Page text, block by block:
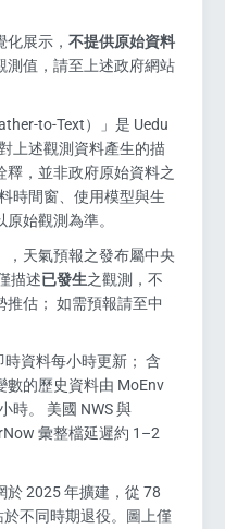
化展示， 不提供原始資料
測值，請至上述政府網站
to-Text）」是 Uedu
上述觀測資料產生的描
，並非政府原始資料之
時間窗、使用模型與生
始觀測為準。
，天氣預報之發布屬中央
描述已發生之觀測，不
估； 如需預報請至中
時資料每小時更新； 含
數的歷史資料由 MoEnv
時。 美國 NWS 與
彙整檔延遲約 1–2
於 2025 年擴建，從 78
不同時期退役。圖上僅